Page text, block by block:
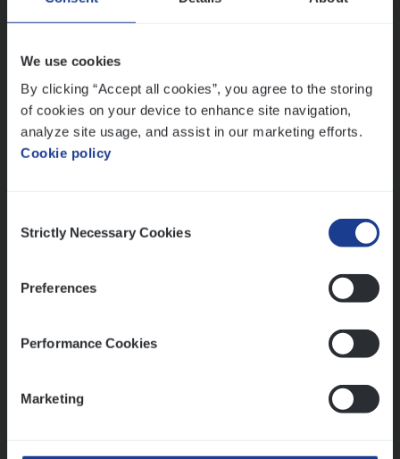
We use cookies
By clicking “Accept all cookies”, you agree to the storing
of cookies on your device to enhance site navigation,
analyze site usage, and assist in our marketing efforts.
Cookie policy
Selection
Strictly Necessary Cookies
Preferences
Performance Cookies
Marketing
Lees onze verhalen
humor
werk